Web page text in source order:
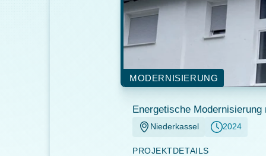
MODERNISIERUNG
Energetische
Niederkassel 2024
PROJEKTDETAILS